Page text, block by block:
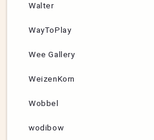
Walter
WayToPlay
Wee Gallery
WeizenKorn
Wobbel
wodibow